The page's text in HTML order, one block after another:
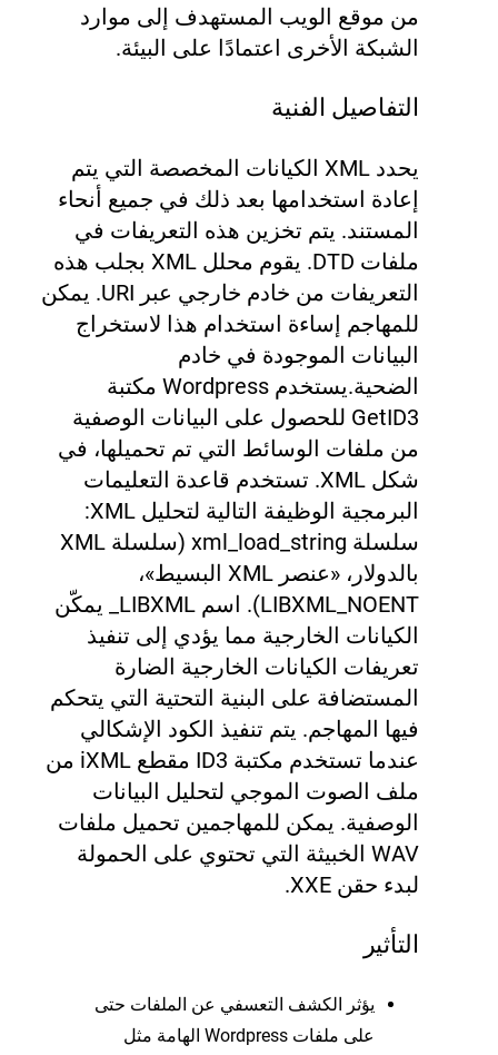
من موقع الويب المستهدف إلى موارد
الشبكة الأخرى اعتمادًا على البيئة.
التفاصيل الفنية
يحدد XML الكيانات المخصصة التي يتم
إعادة استخدامها بعد ذلك في جميع أنحاء
المستند. يتم تخزين هذه التعريفات في
ملفات DTD. يقوم محلل XML بجلب هذه
التعريفات من خادم خارجي عبر URI. يمكن
للمهاجم إساءة استخدام هذا لاستخراج
البيانات الموجودة في خادم
الضحية.
يستخدم Wordpress مكتبة
GetID3 للحصول على البيانات الوصفية
من ملفات الوسائط التي تم تحميلها، في
شكل XML. تستخدم قاعدة التعليمات
البرمجية الوظيفة التالية لتحليل XML:
سلسلة xml_load_string (سلسلة XML
بالدولار، «عنصر XML البسيط»،
LIBXML_NOENT)
. اسم LIBXML_
يمكّن
الكيانات الخارجية مما يؤدي إلى تنفيذ
تعريفات الكيانات الخارجية الضارة
المستضافة على البنية التحتية التي يتحكم
فيها المهاجم. يتم تنفيذ الكود الإشكالي
عندما تستخدم مكتبة ID3 مقطع iXML من
ملف الصوت الموجي لتحليل البيانات
الوصفية. يمكن للمهاجمين تحميل ملفات
WAV الخبيثة التي تحتوي على الحمولة
لبدء حقن XXE.
التأثير
يؤثر الكشف التعسفي عن الملفات حتى
على ملفات Wordpress الهامة مثل